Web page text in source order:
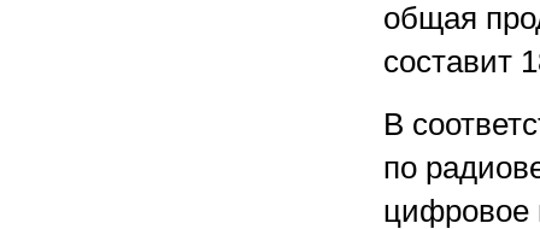
общая
составит
В
по
цифровое